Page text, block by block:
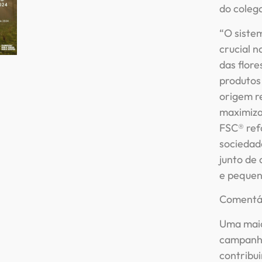
do
“O
crucial
das
origem
FSC®
junto de
e
Uma